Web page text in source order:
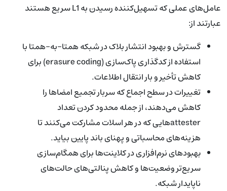
عامل‌های عملی که تسهیل‌کننده رسیدن به L1 سریع هستند
عبارتند از:
گسترش و بهبود انتشار بلاک در شبکه همتا-به-همتا با
استفاده از کدگذاری پاک‌سازی (erasure coding) برای
کاهش تأخیر و بار انتقال اطلاعات.
تغییرات در سطح اجماع که سربار تجمیع امضاها را
کاهش می‌دهند، از جمله محدود کردن تعداد
attesterهایی که در هر اسلات مشارکت می‌کنند تا
هزینه‌های محاسباتی و پهنای باند پایین بیاید.
بهبودهای نرم‌افزاری در کلاینت‌ها برای همگام‌سازی
سریع‌تر وضعیت‌ها و کاهش پنالتی‌های حالت‌های
ناپایدار شبکه.